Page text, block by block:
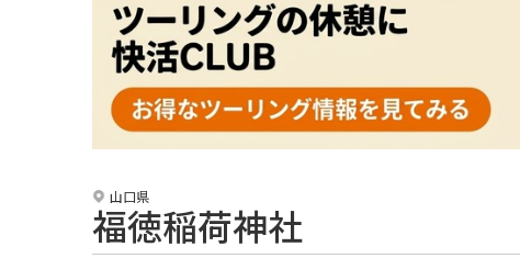
山口県
福徳稲荷神社